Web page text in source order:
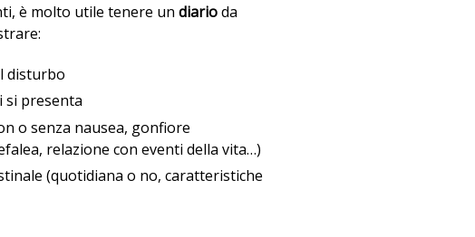
è molto utile tenere un diarioda
disturbo
si presenta
o senza nausea, gonfiore
relazione con eventi della vita…)
(quotidiana o no, caratteristiche